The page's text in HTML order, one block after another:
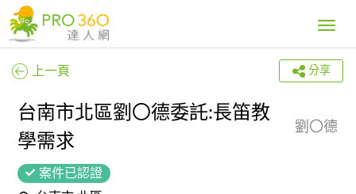
Toggle
上一頁 分享
台南市北區劉〇德委託:長笛教
學需求
劉〇德
案件已認證